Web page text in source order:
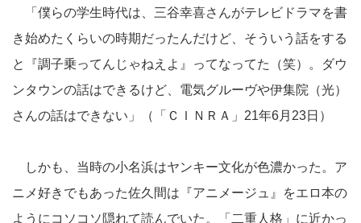
「僕らの学生時代は、三谷幸喜さんがテレビドラマを書
き始めたくらいの時期だったんだけど、そういう話をする
と『調子乗ってんじゃねえよ』ってなってた（笑）。ダウ
ンタウンの話はできるけど、電気グルーヴや伊集院（光）
さんの話はできない」（「ＣＩＮＲＡ」21年6月23日）
しかも、当時の小名浜はヤンキー文化が色濃かった。ア
ニメ好きでもあった佐久間は『アニメージュ』をエロ本の
ようにコソコソ隠れて読んでいた。「二重人格」に近かっ